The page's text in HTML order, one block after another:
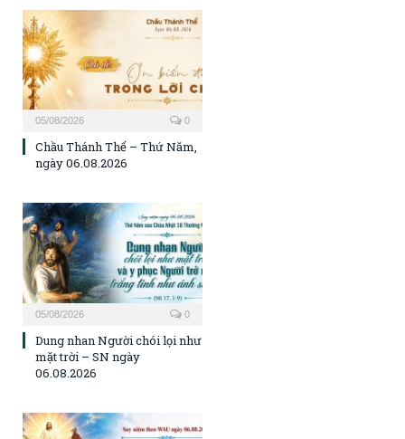
05/08/2026 0
Chầu Thánh Thể – Thứ Năm,
ngày 06.08.2026
05/08/2026 0
Dung nhan Người chói lọi như
mặt trời – SN ngày
06.08.2026